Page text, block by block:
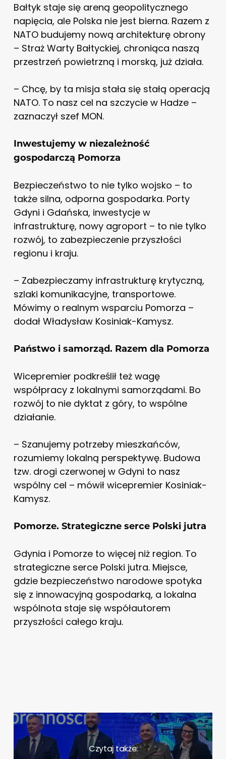
Bałtyk staje się areną geopolitycznego
napięcia, ale Polska nie jest bierna. Razem z
NATO budujemy nową architekturę obrony
– Straż Warty Bałtyckiej, chroniąca naszą
przestrzeń powietrzną i morską, już działa.
– Chcę, by ta misja stała się stałą operacją
NATO. To nasz cel na szczycie w Hadze –
zaznaczył szef MON.
Inwestujemy w niezależność
gospodarczą Pomorza
Bezpieczeństwo to nie tylko wojsko – to
także silna, odporna gospodarka. Porty
Gdyni i Gdańska, inwestycje w
infrastrukturę, nowy agroport – to nie tylko
rozwój, to zabezpieczenie przyszłości
regionu i kraju.
– Zabezpieczamy infrastrukturę krytyczną,
szlaki komunikacyjne, transportowe.
Mówimy o realnym wsparciu Pomorza –
dodał Władysław Kosiniak-Kamysz.
Państwo i samorząd. Razem dla Pomorza
Wicepremier podkreślił też wagę
współpracy z lokalnymi samorządami. Bo
rozwój to nie dyktat z góry, to wspólne
działanie.
– Szanujemy potrzeby mieszkańców,
rozumiemy lokalną perspektywę. Budowa
tzw. drogi czerwonej w Gdyni to nasz
wspólny cel – mówił wicepremier Kosiniak-
Kamysz.
Pomorze. Strategiczne serce Polski jutra
Gdynia i Pomorze to więcej niż region. To
strategiczne serce Polski jutra. Miejsce,
gdzie bezpieczeństwo narodowe spotyka
się z innowacyjną gospodarką, a lokalna
wspólnota staje się współautorem
przyszłości całego kraju.
Czytaj także: